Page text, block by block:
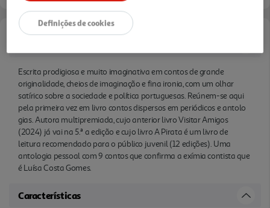
Escrita prodigiosa e muito imaginativa em contos de grande
originalidade, cheios de imaginação e fina ironia, com um olhar
satírico sobre a sociedade e política portuguesas. Reúnem-se aqui
pela primeira vez em livro contos dispersos em periódicos e antolo
gias. Autora multipremiada, cujo anterior livro Visitar Amigos
(2024) já vai na 5.ª a edição e cujo livro A Pirata é um livro de
leitura recomendado para o público juvenil (12 edições). Uma
antologia pessoal com 9 contos que confirma a exímia contista que
é Luísa Costa Gomes.
Características
Definições de cookies